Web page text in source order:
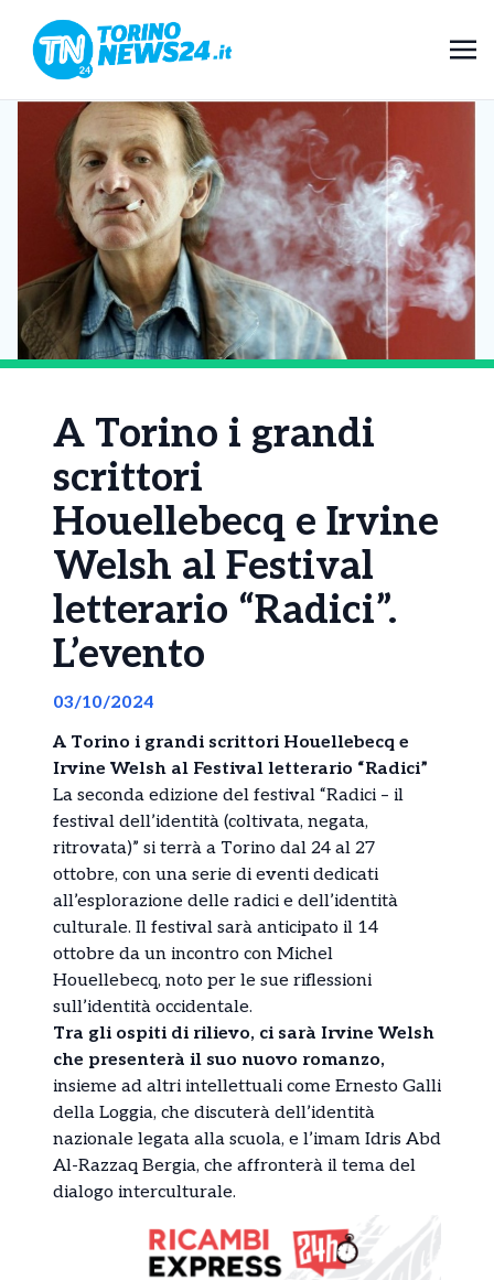
A Torino i grandi
scrittori
Houellebecq e Irvine
Welsh al Festival
letterario “Radici”.
L’evento
03/10/2024
A Torino i grandi scrittori Houellebecq e
Irvine Welsh al Festival letterario “Radici”
La seconda edizione del festival “Radici – il
festival dell’identità (coltivata, negata,
ritrovata)” si terrà a Torino dal 24 al 27
ottobre, con una serie di eventi dedicati
all’esplorazione delle radici e dell’identità
culturale. Il festival sarà anticipato il 14
ottobre da un incontro con Michel
Houellebecq, noto per le sue riflessioni
sull’identità occidentale.
Tra gli ospiti di rilievo, ci sarà Irvine Welsh
che presenterà il suo nuovo romanzo,
insieme ad altri intellettuali come Ernesto Galli
della Loggia, che discuterà dell’identità
nazionale legata alla scuola, e l’imam Idris Abd
Al-Razzaq Bergia, che affronterà il tema del
dialogo interculturale.